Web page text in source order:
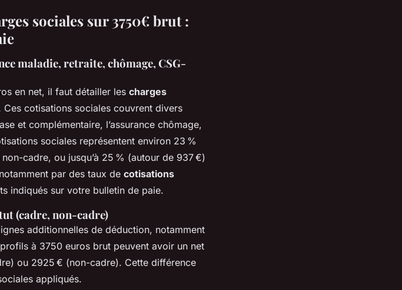
sociales sur 3750€ brut :
maladie, retraite, chômage, CSG-
en net, il faut détailler les charges
cotisations sociales couvrent divers
et complémentaire, l’assurance chômage,
sociales représentent environ 23 %
cadre, ou jusqu’à 25 % (autour de 937 €)
par des taux de cotisations
indiqués sur votre bulletin de paie.
(cadre, non-cadre)
additionnelles de déduction, notamment
à 3750 euros brut peuvent avoir un net
ou 2925 € (non-cadre). Cette différence
appliqués.